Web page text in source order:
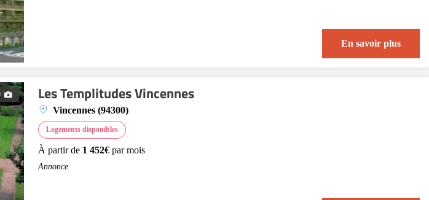
En savoir plus
Les Templitudes Vincennes
Vincennes (94300)
Logements disponibles
À partir de 1 452€ par mois
Annonce